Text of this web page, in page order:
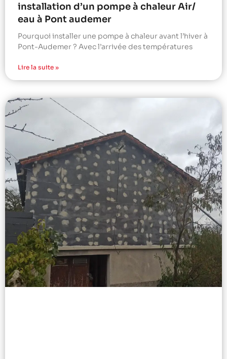
installation d’un pompe à chaleur Air/
eau à Pont audemer
Pourquoi installer une pompe à chaleur avant l’hiver à
Pont-Audemer ? Avec l’arrivée des températures
Lire la suite »